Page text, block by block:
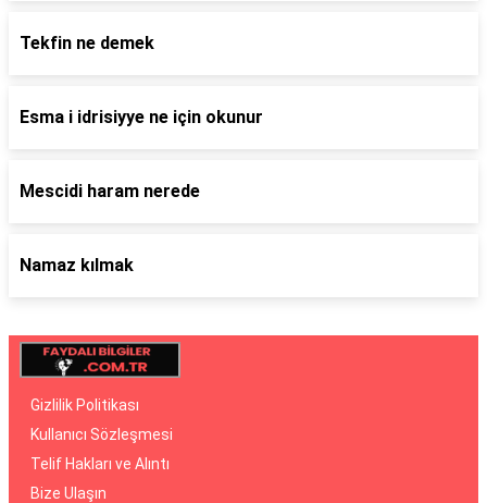
Tekfin ne demek
Esma i idrisiyye ne için okunur
Mescidi haram nerede
Namaz kılmak
Gizlilik Politikası
Kullanıcı Sözleşmesi
Telif Hakları ve Alıntı
Bize Ulaşın